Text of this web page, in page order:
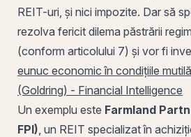
REIT-uri, și nici impozite. Dar să
rezolva fericit dilema păstrării
(conform articolului 7) și vor fi
eunuc economic în condițiile
(Goldring) - Financial Intelligence
Un exemplu este Farmland
FPI) , un REIT specializat în